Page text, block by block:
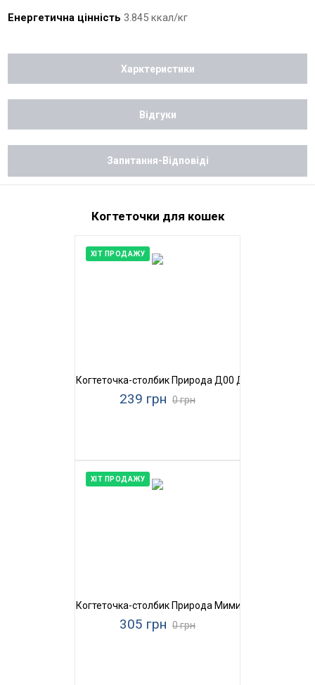
Енергетична цінність 3.845 ккал/кг
Харктеристики
Відгуки
Запитання-Відповіді
Когтеточки для кошек
ХІТ ПРОДАЖУ
Когтеточка-столбик Природа Д00 Джут
239 грн 0 грн
ХІТ ПРОДАЖУ
Когтеточка-столбик Природа Мими
305 грн 0 грн